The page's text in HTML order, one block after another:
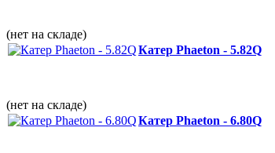
(нет на складе)
Катер Phaeton - 5.82Q
(нет на складе)
Катер Phaeton - 6.80Q